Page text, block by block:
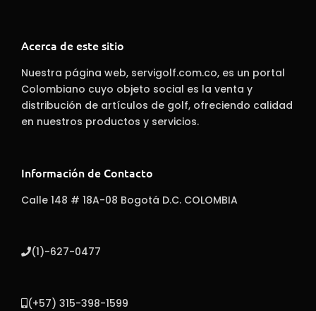
Acerca de este sitio
Nuestra página web, servigolf.com.co, es un portal
Colombiano cuyo objeto social es la venta y
distribución de artículos de golf, ofreciendo calidad
en nuestros productos y servicios.
Información de Contacto
Calle 148 # 18A-08 Bogotá D.C. COLOMBIA
(1)-627-0477
(+57) 315-398-1599